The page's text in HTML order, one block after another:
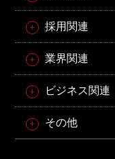
採用関連
業界関連
ビジネス関連
その他